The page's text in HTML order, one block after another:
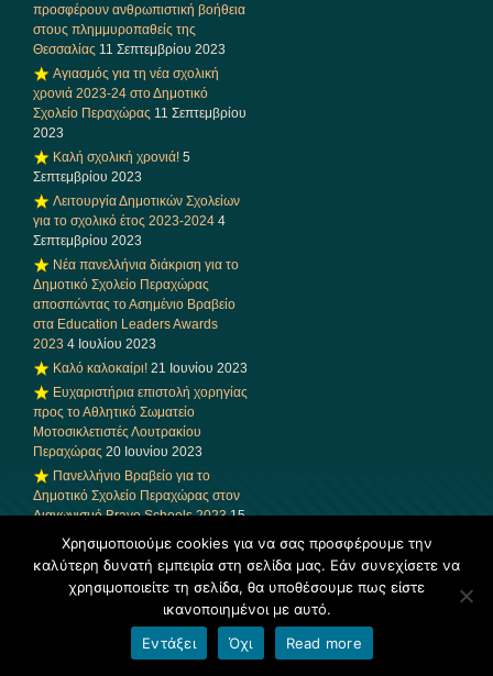
προσφέρουν ανθρωπιστική βοήθεια
στους πλημμυροπαθείς της
Θεσσαλίας 11 Σεπτεμβρίου 2023
Αγιασμός για τη νέα σχολική
χρονιά 2023-24 στο Δημοτικό
Σχολείο Περαχώρας 11 Σεπτεμβρίου
2023
Καλή σχολική χρονιά! 5
Σεπτεμβρίου 2023
Λειτουργία Δημοτικών Σχολείων
για το σχολικό έτος 2023-2024 4
Σεπτεμβρίου 2023
Νέα πανελλήνια διάκριση για το
Δημοτικό Σχολείο Περαχώρας
αποσπώντας το Ασημένιο Βραβείο
στα Education Leaders Awards
2023 4 Ιουλίου 2023
Καλό καλοκαίρι! 21 Ιουνίου 2023
Ευχαριστήρια επιστολή χορηγίας
προς το Αθλητικό Σωματείο
Μοτοσικλετιστές Λουτρακίου
Περαχώρας 20 Ιουνίου 2023
Πανελλήνιο Βραβείο για το
Δημοτικό Σχολείο Περαχώρας στον
Διαγωνισμό Bravo Schools 2023 15
Ιουνίου 2023
Γιορτή Λήξης του Δημοτικού
Σχολείου Περαχώρας
14 Ιουνίου
Δημοτικού Σχολείου Περαχώρας
14
Χρησιμοποιούμε cookies για να σας προσφέρουμε την
καλύτερη δυνατή εμπειρία στη σελίδα μας. Εάν συνεχίσετε να
χρησιμοποιείτε τη σελίδα, θα υποθέσουμε πως είστε
ικανοποιημένοι με αυτό.
Εντάξει
Όχι Read more